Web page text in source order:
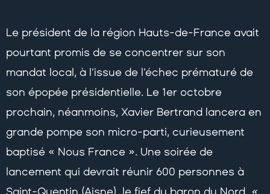
Le président de la région Hauts-de-France avait
pourtant promis de se concentrer sur son
mandat local, à l’issue de l’échec prématuré de
son épopée présidentielle. Le 1er octobre
prochain, néanmoins, Xavier Bertrand lancera en
grande pompe son micro-parti, curieusement
baptisé « Nous France ». Une soirée de
lancement qui devrait réunir 600 personnes à
Saint-Quentin (Aisne), le fief du baron du Nord. «